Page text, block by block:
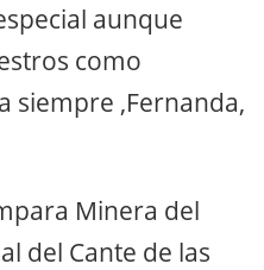
aunque
como
siempre ,Fernanda,
Minera del
del Cante de las